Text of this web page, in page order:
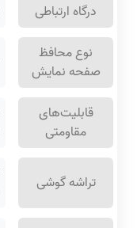
درگاه ارتباطی
نوع محافظ
صفحه نمایش
قابلیت‌های
مقاومتی
تراشه گوشی